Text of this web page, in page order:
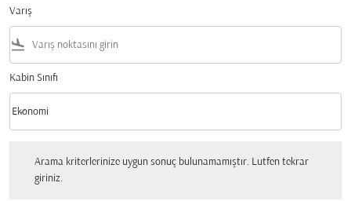
Varış
flight_land
Kabin Sınıfı
Kabin Sınıfı option Ekonomi Selected
Ekonomi
keyboard_arrow_down
Arama kriterlerinize uygun sonuç bulunamamıştır. Lutfen tekrar
giriniz.